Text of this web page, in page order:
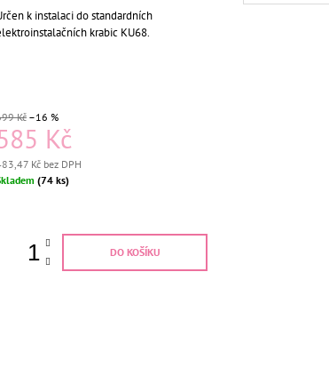
k instalaci do standardních
krabic KU68.
Kč –16 %
Kč
Kč bez DPH
(74 ks)
DO KOŠÍKU